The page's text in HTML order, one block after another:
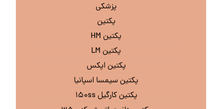
پزشکی
پکتین
پکتین HM
پکتین LM
پکتین اپکس
پکتین سیمسا اسپانیا
پکتین کارگیل ۱۵۰ss